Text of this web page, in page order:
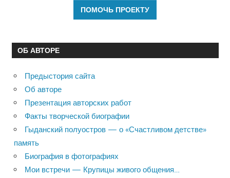
ОБ АВТОРЕ
Предыстория сайта
Об авторе
Презентация авторских работ
Факты творческой биографии
Гыданский полуостров — о «Счастливом детстве»
память
Биография в фотографиях
Мои встречи — Крупицы живого общения…